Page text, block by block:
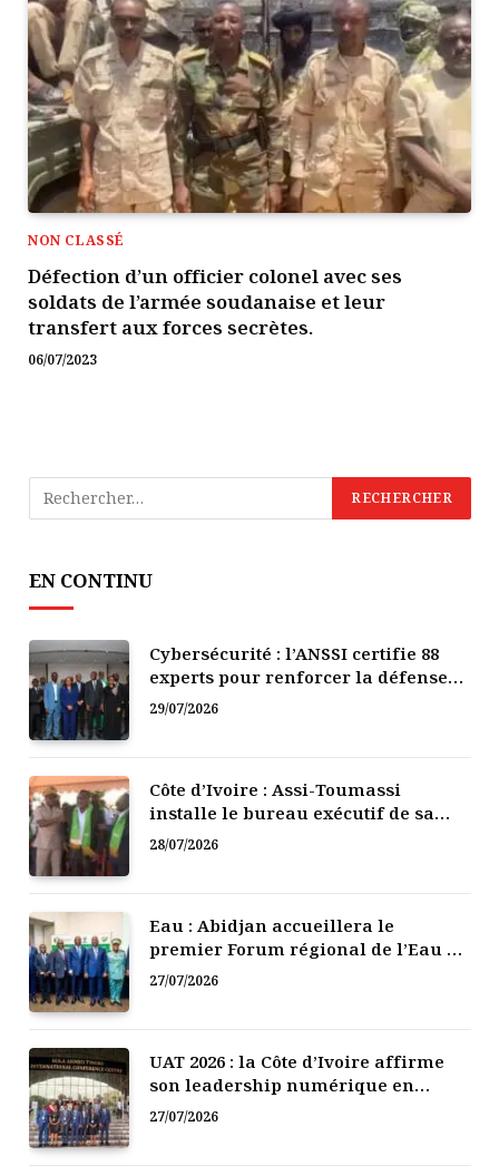
NON CLASSÉ
Défection d’un officier colonel avec ses
soldats de l’armée soudanaise et leur
transfert aux forces secrètes.
06/07/2023
EN CONTINU
Cybersécurité : l’ANSSI certifie 88
experts pour renforcer la défense
numérique de la Côte d’Ivoire
29/07/2026
Côte d’Ivoire : Assi-Toumassi
installe le bureau exécutif de sa
mutuelle de développement
28/07/2026
Eau : Abidjan accueillera le
premier Forum régional de l’Eau de
l’Afrique de l’Ouest
27/07/2026
UAT 2026 : la Côte d’Ivoire affirme
son leadership numérique en
Afrique
27/07/2026